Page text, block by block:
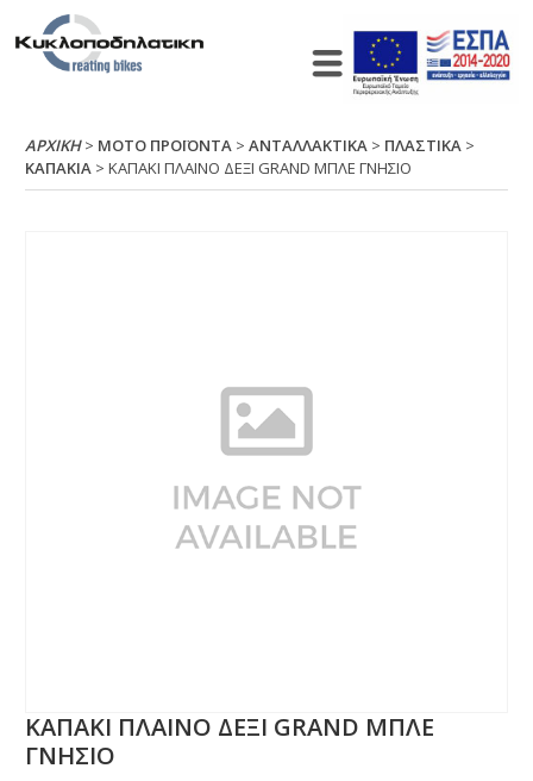
ΑΡΧΙΚΉ> ΜΟΤΟ ΠΡΟΪΟΝΤΑ >ΑΝΤΑΛΛΑΚΤΙΚΑ > ΠΛΑΣΤΙΚΑ >
ΚΑΠΑΚΙΑ > ΚΑΠΑΚΙ ΠΛΑΙΝΟ ΔΕΞΙ GRΑΝD ΜΠΛΕ ΓΝΗΣΙΟ
ΚΑΠΑΚΙ ΠΛΑΙΝΟ ΔΕΞΙ GRΑΝD ΜΠΛΕ
ΓΝΗΣΙΟ